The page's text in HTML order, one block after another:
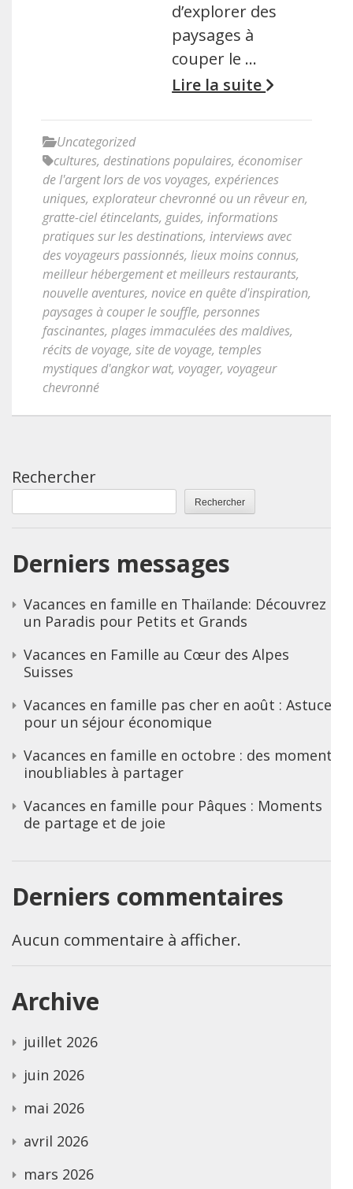
d’explorer des
paysages à
couper le …
Lire la suite
Uncategorized
cultures, destinations populaires, économiser
de l'argent lors de vos voyages, expériences
uniques, explorateur chevronné ou un rêveur en,
gratte-ciel étincelants, guides, informations
pratiques sur les destinations, interviews avec
des voyageurs passionnés, lieux moins connus,
meilleur hébergement et meilleurs restaurants,
nouvelle aventures, novice en quête d'inspiration,
paysages à couper le souffle, personnes
fascinantes, plages immaculées des maldives,
récits de voyage, site de voyage, temples
mystiques d'angkor wat, voyager, voyageur
chevronné
Rechercher
Rechercher
Derniers messages
Vacances en famille en Thaïlande: Découvrez
un Paradis pour Petits et Grands
Vacances en Famille au Cœur des Alpes
Suisses
Vacances en famille pas cher en août : Astuces
pour un séjour économique
Vacances en famille en octobre : des moments
inoubliables à partager
Vacances en famille pour Pâques : Moments
de partage et de joie
Derniers commentaires
Aucun commentaire à afficher.
Archive
juillet 2026
juin 2026
mai 2026
avril 2026
mars 2026